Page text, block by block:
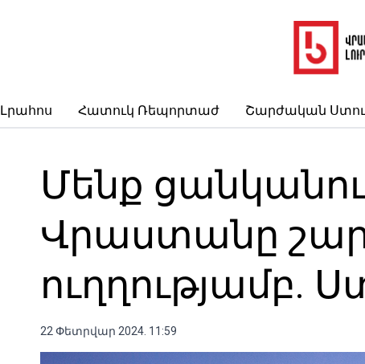
Լրահոս Հատուկ Ռեպորտաժ Շարժական
Մենք
Վրաստանը
ուղղությամբ.
22 Փետրվար 2024. 11:59